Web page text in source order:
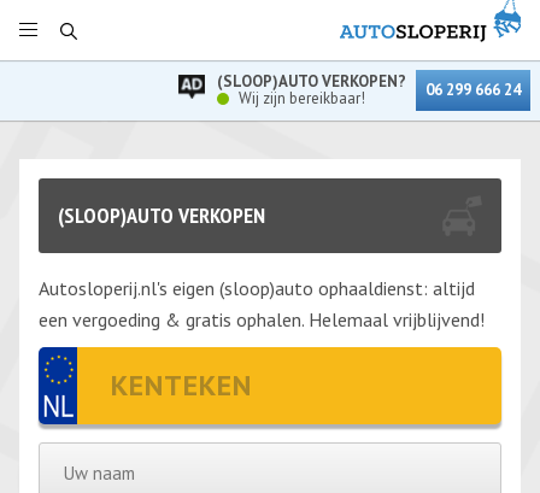
(SLOOP)AUTO VERKOPEN?
Wij zijn bereikbaar!
06 299 666 24
(SLOOP)AUTO VERKOPEN
Autosloperij.nl's eigen (sloop)auto ophaaldienst: altijd
een vergoeding & gratis ophalen. Helemaal vrijblijvend!